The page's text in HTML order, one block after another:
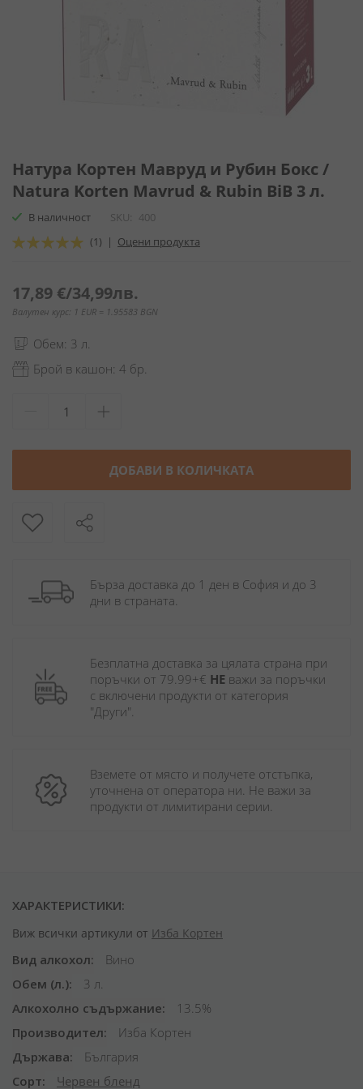
към
началото
на
галерия
снимки
Натура Кортен Мавруд и Рубин Бокс /
Natura Korten Mavrud & Rubin BiB 3 л.
В наличност SKU
400
Оценка:
(1) | Оцени продукта
17,89 €/34,99лв.
Валутен курс: 1 EUR = 1.95583 BGN
Обем: 3 л.
Брой в кашон: 4 бр.
ДОБАВИ В КОЛИЧКАТА
Бърза доставка до 1 ден в София и до 3
дни в страната.
Безплатна доставка за цялата страна при
поръчки от 79.99+€ НЕ важи за поръчки
с включени продукти от категория
"Други".
Вземете от място и получете отстъпка,
уточнена от оператора ни. Не важи за
продукти от лимитирани серии.
ХАРАКТЕРИСТИКИ:
Виж всички артикули от Изба Кортен
Вид алкохол
Вино
Обем (л.)
3 л.
Алкохолно съдържание
13.5%
Производител
Изба Кортен
Държава
България
Сорт
Червен бленд